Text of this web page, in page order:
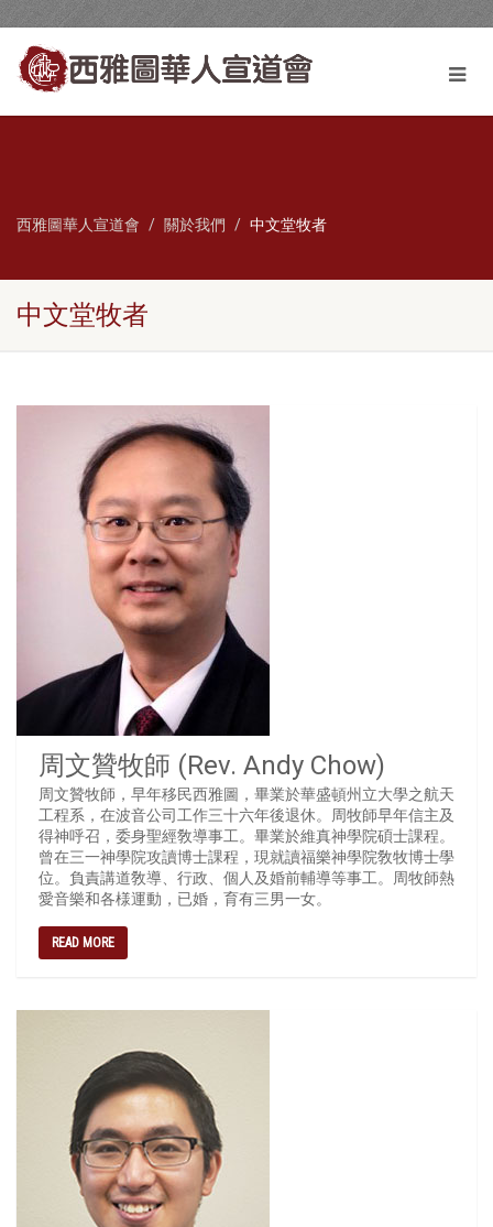
西雅圖華人宣道會 關於我們 中文堂牧者
中文堂牧者
周文贊牧師 (Rev. Andy Chow)
周文贊牧師，早年移民西雅圖，畢業於華盛頓州立大學之航天
工程系，在波音公司工作三十六年後退休。周牧師早年信主及
得神呼召，委身聖經敎導事工。畢業於維真神學院碩士課程。
曾在三一神學院攻讀博士課程，現就讀福樂神學院敎牧博士學
位。負責講道敎導、行政、個人及婚前輔導等事工。周牧師熱
愛音樂和各様運動，已婚，育有三男一女。
READ MORE